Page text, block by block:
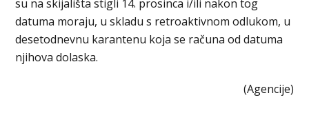
su na skijališta stigli 14. prosinca i/ili nakon tog
datuma moraju, u skladu s retroaktivnom odlukom, u
desetodnevnu karantenu koja se računa od datuma
njihova dolaska.
(Agencije)